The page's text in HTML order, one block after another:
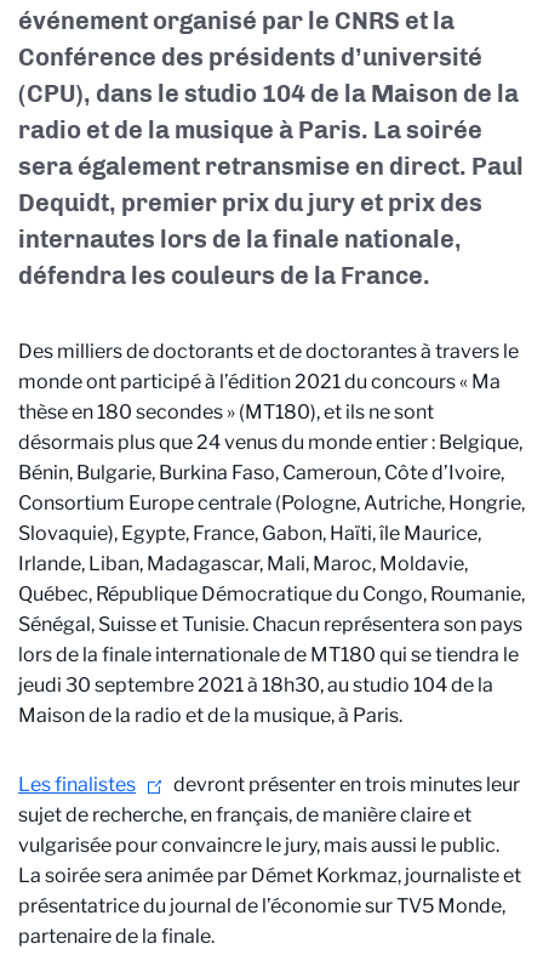
événement organisé par le CNRS et la
Conférence des présidents d’université
(CPU), dans le studio 104 de la Maison de la
radio et de la musique à Paris. La soirée
sera également retransmise en direct. Paul
Dequidt, premier prix du jury et prix des
internautes lors de la finale nationale,
défendra les couleurs de la France.
Des milliers de doctorants et de doctorantes à travers le
monde ont participé à l’édition 2021 du concours « Ma
thèse en 180 secondes » (MT180), et ils ne sont
désormais plus que 24 venus du monde entier : Belgique,
Bénin, Bulgarie, Burkina Faso, Cameroun, Côte d’Ivoire,
Consortium Europe centrale (Pologne, Autriche, Hongrie,
Slovaquie), Egypte, France, Gabon, Haïti, île Maurice,
Irlande, Liban, Madagascar, Mali, Maroc, Moldavie,
Québec, République Démocratique du Congo, Roumanie,
Sénégal, Suisse et Tunisie. Chacun représentera son pays
lors de la finale internationale de MT180 qui se tiendra le
jeudi 30 septembre 2021 à 18h30, au studio 104 de la
Maison de la radio et de la musique, à Paris.
Les finalistes
devront présenter en trois minutes leur
sujet de recherche, en français, de manière claire et
vulgarisée pour convaincre le jury, mais aussi le public.
La soirée sera animée par Démet Korkmaz, journaliste et
présentatrice du journal de l’économie sur TV5 Monde,
partenaire de la finale.